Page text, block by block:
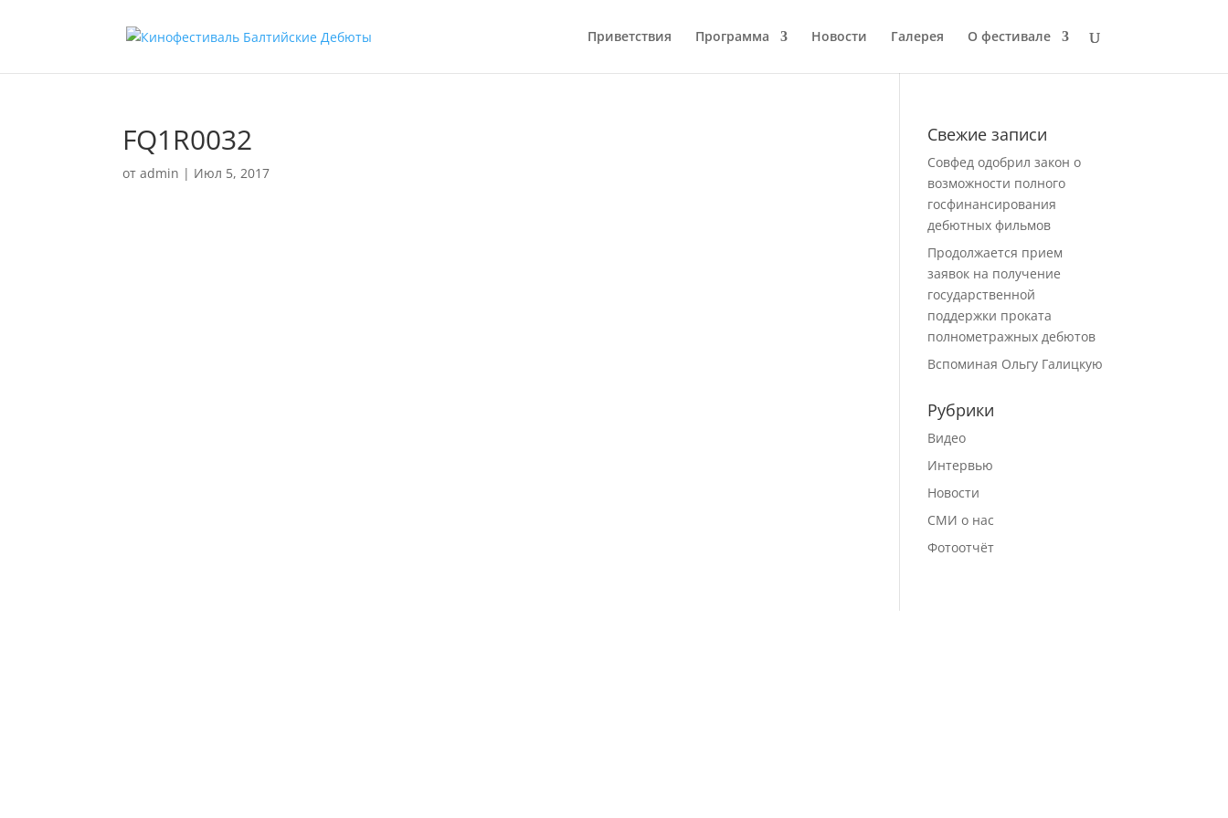
Приветствия Программа Новости Галерея О фестивале
FQ1R0032
отadmin | Июл 5, 2017
Свежие записи
Совфед одобрил закон о
возможности полного
госфинансирования
дебютных фильмов
Продолжается прием
заявок на получение
государственной
поддержки проката
полнометражных дебютов
Вспоминая Ольгу Галицкую
Рубрики
Видео
Интервью
Новости
СМИ о нас
Фотоотчёт